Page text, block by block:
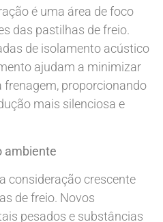
é uma área de foco
das pastilhas de freio.
de isolamento acústico
ajudam a minimizar
frenagem, proporcionando
mais silenciosa e
ambiente
consideração crescente
de freio. Novos
pesados e substâncias